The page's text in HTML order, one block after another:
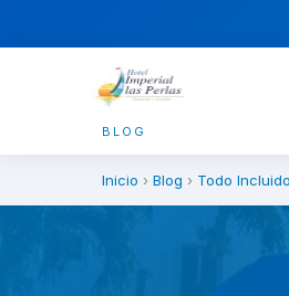
BLOG
Inicio › Blog › Todo Incluido